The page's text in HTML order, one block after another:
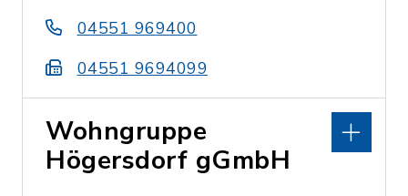
04551 969400
04551 9694099
Wohngruppe
Högersdorf gGmbH